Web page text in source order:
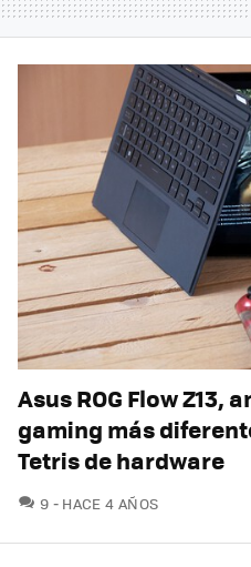
Asus ROG Flow
gaming más
Tetris de hardware
9 COMENTARIOS
HACE 4 AÑOS